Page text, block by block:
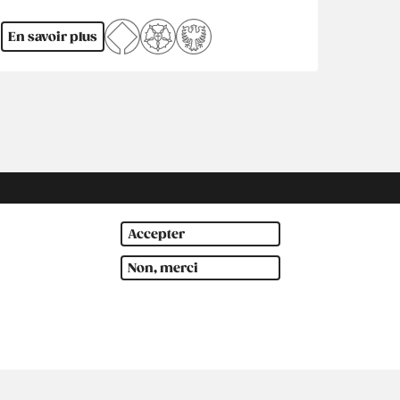
Accepter
Non, merci
En savoir plus